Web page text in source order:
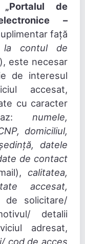
de
–
față
contul de
este necesar
de interesul
accesat,
cu caracter
numele,
domiciliul,
datele
de contact
calitatea,
accesat,
de solicitare/
detalii
adresat,
cod de acces